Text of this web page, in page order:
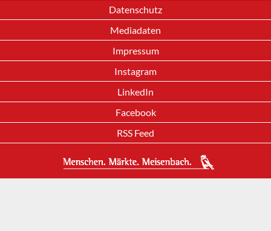
Datenschutz
Mediadaten
Impressum
Instagram
LinkedIn
Facebook
RSS Feed